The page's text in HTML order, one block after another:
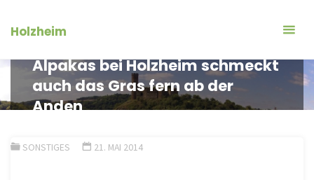
InhaltHolzheim
Alpakas bei Holzheim schmeckt
auch das Gras fern ab der
Anden
SONSTIGES 21. MAI 2014